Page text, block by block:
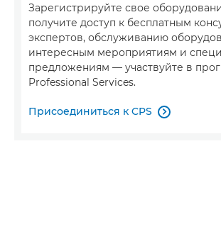
Зарегистрируйте свое
получите доступ к бесплатным
экспертов, обслуживанию
интересным мероприятиям и
предложениям — участвуйте в
Professional Services.
Присоединиться к CPS 